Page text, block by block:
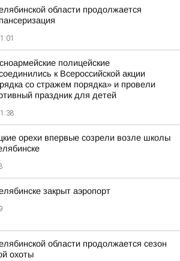
области продолжается
полицейские
к Всероссийской акции
со стражем порядка» и провели
праздник для детей
орехи впервые созрели возле школы
закрыт аэропорт
области продолжается сезон
охоты